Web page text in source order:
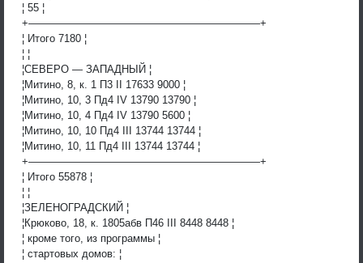
¦ 55 ¦
+——————————————————————+
¦ Итого 7180 ¦
¦ ¦
¦СЕВЕРО — ЗАПАДНЫЙ ¦
¦Митино, 8, к. 1 П3 II 17633 9000 ¦
¦Митино, 10, 3 Пд4 IV 13790 13790 ¦
¦Митино, 10, 4 Пд4 IV 13790 5600 ¦
¦Митино, 10, 10 Пд4 III 13744 13744 ¦
¦Митино, 10, 11 Пд4 III 13744 13744 ¦
+——————————————————————+
¦ Итого 55878 ¦
¦ ¦
¦ЗЕЛЕНОГРАДСКИЙ ¦
¦Крюково, 18, к. 1805абв П46 III 8448 8448 ¦
¦ кроме того, из программы ¦
¦ стартовых домов: ¦